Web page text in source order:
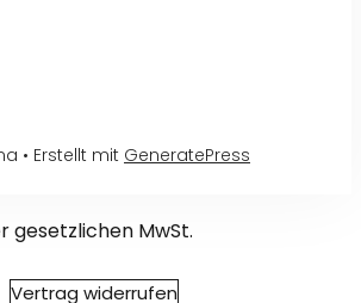
• Erstellt mit GeneratePress
gesetzlichen MwSt.
Vertrag widerrufen